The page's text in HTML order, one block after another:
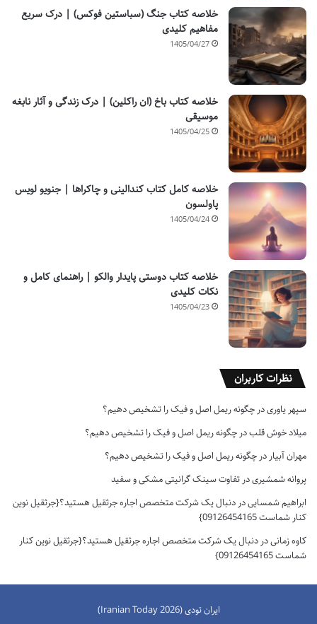
خلاصه کتاب جنگ (سباستین فوکس) | درک سریع
مفاهیم کلیدی
1405/04/27
خلاصه کتاب باخ (ان راکلین) | درک زندگی و آثار نابغه
موسیقی
1405/04/25
خلاصه کامل کتاب کندالینی و چاکراها | جنویو لویس
پاولسون
1405/04/24
خلاصه کتاب دوستی پایدار والکو | راهنمای کامل و
نکات کلیدی
1405/04/23
نظرات کاربران
سپهر یاوریدر چگونه ریمل اصل و فیک را تشخیص دهیم؟
میلاد خوش قلبدر چگونه ریمل اصل و فیک را تشخیص دهیم؟
مهران آبیار در چگونه ریمل اصل و فیک را تشخیص دهیم؟
پروانه شمشیریدر تفاوت سینک گرانیتی مشکی و سفید
ابراهیم شمساییدر دنبال یک شرکت متخصص اجاره جرثقیل هستید؟{جرثقیل نوین
کنار شماست 09126454165}
کاوه زمانیدر دنبال یک شرکت متخصص اجاره جرثقیل هستید؟{جرثقیل نوین کنار
شماست 09126454165}
ایران تودی (Iranian Today 2026)